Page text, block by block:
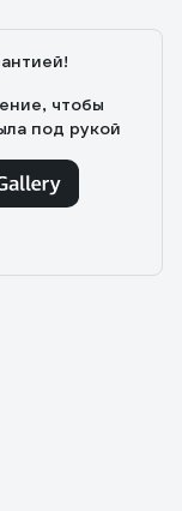
чтобы
под рукой